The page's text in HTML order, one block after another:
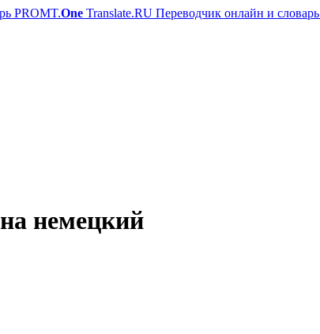
PROMT.One Translate.RU Переводчик онлайн и словарь
немецкий